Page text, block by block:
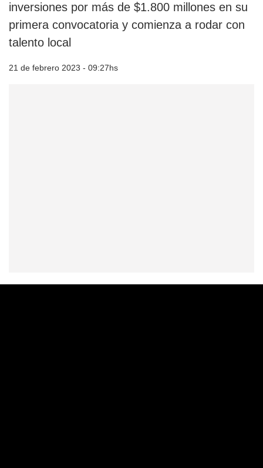
inversiones por más de $1.800 millones en su
primera convocatoria y comienza a rodar con
talento local
21 de febrero 2023 - 09:27hs